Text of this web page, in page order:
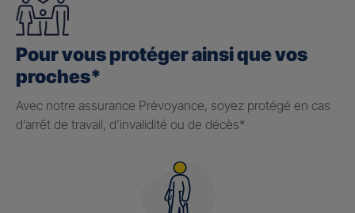
Pour vous protéger ainsi que vos
proches*
Avec notre assurance Prévoyance, soyez protégé en cas
d’arrêt de travail, d’invalidité ou de décès*